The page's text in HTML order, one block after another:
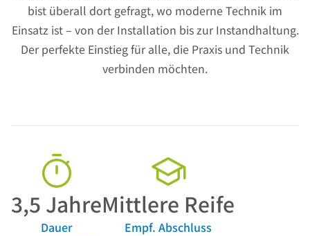
bist überall dort gefragt, wo moderne Technik im
Einsatz ist – von der Installation bis zur Instandhaltung.
Der perfekte Einstieg für alle, die Praxis und Technik
verbinden möchten.
3,5 Jahre
Dauer
Mittlere Reife
Empf. Abschluss